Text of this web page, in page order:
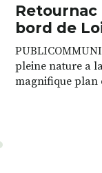
Retournac
bord de
pleine nature a
magnifique plan